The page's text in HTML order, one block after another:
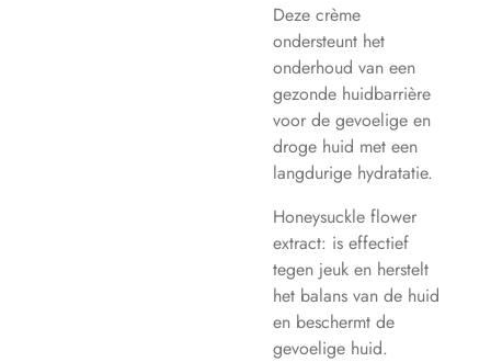
Deze crème
ondersteunt het
onderhoud van een
gezonde huidbarrière
voor de gevoelige en
droge huid met een
langdurige hydratatie.
Honeysuckle flower
extract: is effectief
tegen jeuk en herstelt
het balans van de huid
en beschermt de
gevoelige huid.